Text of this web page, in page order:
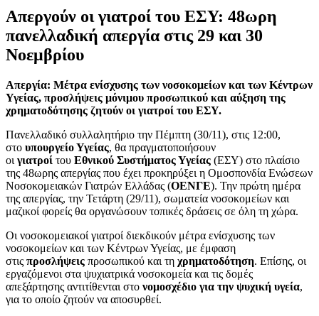
Απεργούν οι γιατροί του ΕΣΥ: 48ωρη
πανελλαδική απεργία στις 29 και 30
Νοεμβρίου
Απεργία: Μέτρα ενίσχυσης των νοσοκομείων και των Κέντρων
Υγείας, προσλήψεις μόνιμου προσωπικού και αύξηση της
χρηματοδότησης ζητούν οι γιατροί του ΕΣΥ.
Πανελλαδικό συλλαλητήριο την Πέμπτη (30/11), στις 12:00,
στο υπουργείο Υγείας, θα πραγματοποιήσουν
οι γιατροί του Εθνικού Συστήματος Υγείας (ΕΣΥ) στο πλαίσιο
της 48ωρης απεργίας που έχει προκηρύξει η Ομοσπονδία Ενώσεων
Νοσοκομειακών Γιατρών Ελλάδας (ΟΕΝΓΕ). Την πρώτη ημέρα
της απεργίας, την Τετάρτη (29/11), σωματεία νοσοκομείων και
μαζικοί φορείς θα οργανώσουν τοπικές δράσεις σε όλη τη χώρα.
Οι νοσοκομειακοί γιατροί διεκδικούν μέτρα ενίσχυσης των
νοσοκομείων και των Κέντρων Υγείας, με έμφαση
στις προσλήψεις προσωπικού και τη χρηματοδότηση. Επίσης, οι
εργαζόμενοι στα ψυχιατρικά νοσοκομεία και τις δομές
απεξάρτησης αντιτίθενται στο νομοσχέδιο για την ψυχική υγεία,
για το οποίο ζητούν να αποσυρθεί.